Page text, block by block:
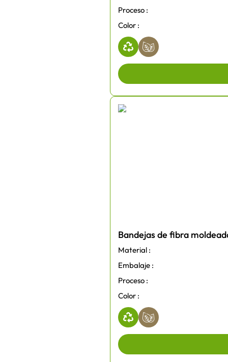
Proceso :
Color :
Bandejas de fibra
Material :
Embalaje :
Proceso :
Color :